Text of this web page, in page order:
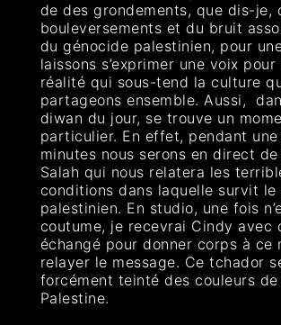
de des grondements, que dis-je,
bouleversements et du bruit
du génocide palestinien, pour
laissons s’exprimer une voix
réalité qui sous-tend la culture
partageons ensemble. Aussi,
diwan du jour, se trouve un
particulier. En effet, pendant
minutes nous serons en direct de
Salah qui nous relatera les
conditions dans laquelle survit le
palestinien. En studio, une fois
coutume, je recevrai Cindy avec
échangé pour donner corps à ce
relayer le message. Ce tchador
forcément teinté des couleurs de
Palestine.